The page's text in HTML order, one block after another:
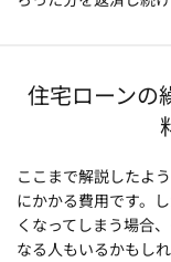
住宅ローンの
ここまで解説したよ
にかかる費用です。
くなってしまう場合
なる人もいるかもしれ